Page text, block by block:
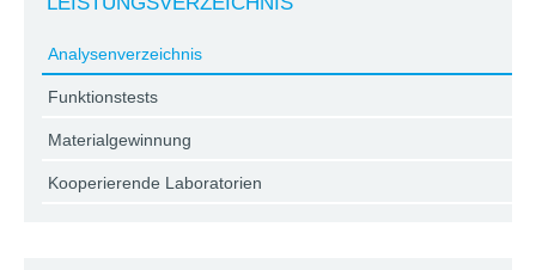
Analysenverzeichnis
Funktionstests
Materialgewinnung
Kooperierende Laboratorien